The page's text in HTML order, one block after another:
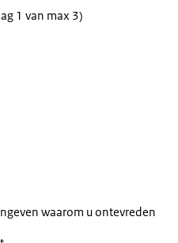
1 van max 3)
waarom u ontevreden